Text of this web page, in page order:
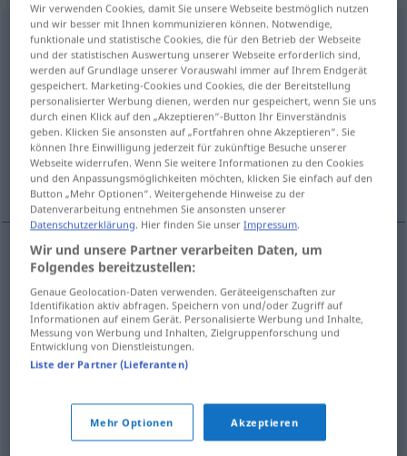
Lossprechungf <Lossprechung;keinpl>
Übersicht aller Übersetzungen
(Für mehr Details die Übersetzung anklicken/antippen)
release absolution acquittal
release
release Lossprechungvon Versprechen etc
absolution Lossprechung REL
Lossprechung JUR
Wir verwenden Cookies, damit Sie unsere Webseite bestmöglich nutzen
und wir besser mit Ihnen kommunizieren können. Notwendige,
funktionale und statistische Cookies, die für den Betrieb der Webseite
und der statistischen Auswertung unserer Webseite erforderlich sind,
werden auf Grundlage unserer Vorauswahl immer auf Ihrem Endgerät
gespeichert. Marketing-Cookies und Cookies, die der Bereitstellung
personalisierter Werbung dienen, werden nur gespeichert, wenn Sie uns
durch einen Klick auf den „Akzeptieren“-Button Ihr Einverständnis
geben. Klicken Sie ansonsten auf „Fortfahren ohne Akzeptieren“. Sie
können Ihre Einwilligung jederzeit für zukünftige Besuche unserer
Webseite widerrufen. Wenn Sie weitere Informationen zu den Cookies
und den Anpassungsmöglichkeiten möchten, klicken Sie einfach auf den
Button „Mehr Optionen“. Weitergehende Hinweise zu der
Datenverarbeitung entnehmen Sie ansonsten unserer
Datenschutzerklärung. Hier finden Sie unserImpressum.
Wir und unsere Partner verarbeiten Daten, um
Folgendes bereitzustellen:
Genaue Geolocation-Daten verwenden. Geräteeigenschaften zur
Identifikation aktiv abfragen. Speichern von und/oder Zugriff auf
Informationen auf einem Gerät. Personalisierte Werbung und Inhalte,
Messung von Werbung und Inhalten, Zielgruppenforschung und
Entwicklung von Dienstleistungen.
Liste der Partner (Lieferanten)
Mehr Optionen Akzeptieren